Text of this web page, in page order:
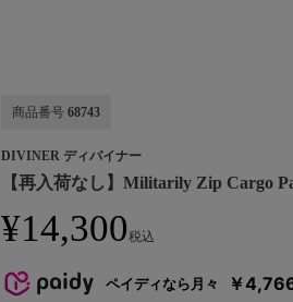
商品番号 68743
DIVINER ディバイナー
【再入荷なし】Militarily Zip Cargo
¥14,300税込
ペイディなら月々 ￥